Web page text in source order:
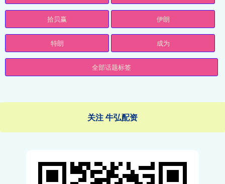
拾贝赢 伊朗
特朗 成为
全部话题标签
关注 牛弘配资